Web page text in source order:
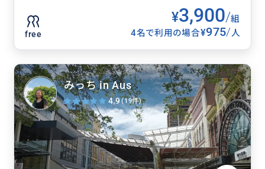
free
¥3,900/組
4名で利用の場合¥975/人
みっち in Aus
4.9(19件)